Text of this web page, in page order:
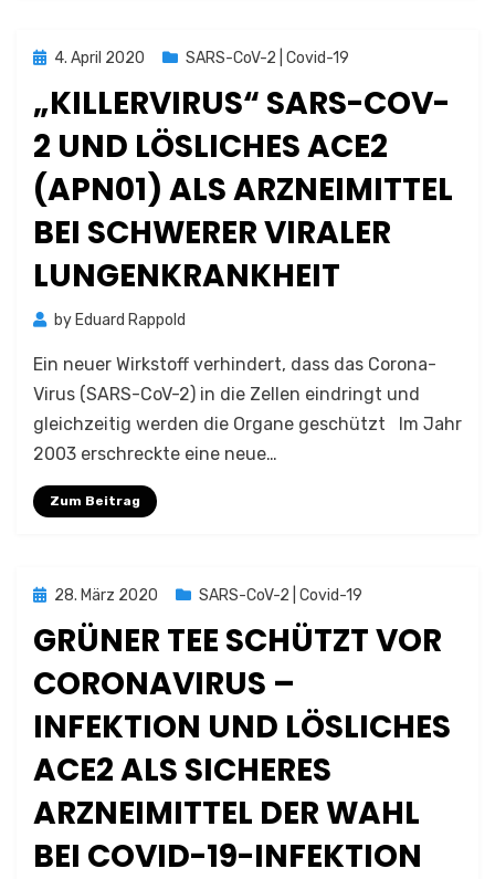
Posted
4. April 2020 SARS-CoV-2 | Covid-19
„KILLERVIRUS“ SARS-COV-
2 UND LÖSLICHES ACE2
(APN01) ALS ARZNEIMITTEL
BEI SCHWERER VIRALER
LUNGENKRANKHEIT
by Eduard Rappold
Ein neuer Wirkstoff verhindert, dass das Corona-
Virus (SARS-CoV-2) in die Zellen eindringt und
gleichzeitig werden die Organe geschützt Im Jahr
2003 erschreckte eine neue…
Zum Beitrag
Posted
28. März 2020 SARS-CoV-2 | Covid-19
GRÜNER TEE SCHÜTZT VOR
CORONAVIRUS –
INFEKTION UND LÖSLICHES
ACE2 ALS SICHERES
ARZNEIMITTEL DER WAHL
BEI COVID-19-INFEKTION